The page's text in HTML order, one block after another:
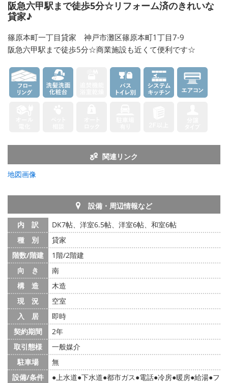
阪急六甲駅まで徒歩5分☆リフォーム済のきれいな
貸家♪
篠原本町一丁目貸家 神戸市灘区篠原本町1丁目7-9
阪急六甲駅まで徒歩5分☆商業施設も近くて便利です☆
関連リンク
地図画像
設備・周辺情報など
内 訳
DK7帖、洋室6.5帖、洋室6帖、和室6帖
種 別
貸家
階数/階建
1階/2階建
向 き
南
構 造
木造
現 況
空室
入 居
即時
契約期間
2年
取引態様
一般媒介
駐車場
無
設備/条件
上水道 下水道 都市ガス 電話 冷房 暖房 給湯 フ